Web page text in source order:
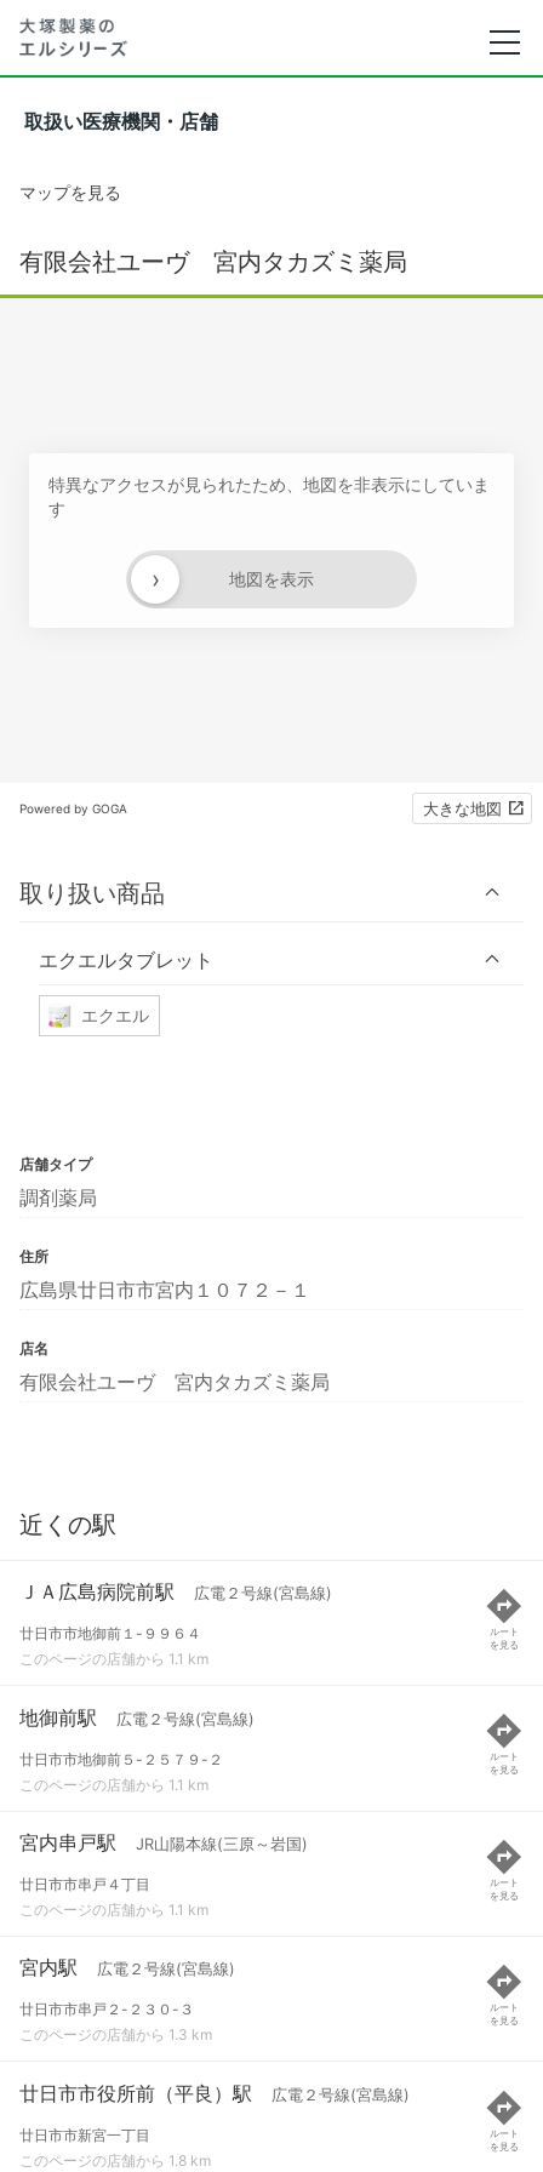
取扱い医療機関・店舗
マップを見る
有限会社ユーヴ 宮内タカズミ薬局
特異なアクセスが見られたため、地図を非表示にしていま
す
地図を表示
›
Powered by GOGA 大きな地図
取り扱い商品
エクエルタブレット
エクエル
店舗タイプ
調剤薬局
住所
広島県廿日市市宮内１０７２－１
店名
有限会社ユーヴ 宮内タカズミ薬局
近くの駅
ＪＡ広島病院前駅 広電２号線(宮島線)
廿日市市地御前１-９９６４
このページの店舗から 1.1 km
ルート
を見る
地御前駅 広電２号線(宮島線)
廿日市市地御前５-２５７９-２
このページの店舗から 1.1 km
ルート
を見る
宮内串戸駅 JR山陽本線(三原～岩国)
廿日市市串戸４丁目
このページの店舗から 1.1 km
ルート
を見る
宮内駅 広電２号線(宮島線)
廿日市市串戸２-２３０-３
このページの店舗から 1.3 km
ルート
を見る
廿日市市役所前（平良）駅 広電２号線(宮島線)
廿日市市新宮一丁目
このページの店舗から 1.8 km
ルート
を見る